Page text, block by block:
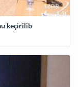
keçirilib